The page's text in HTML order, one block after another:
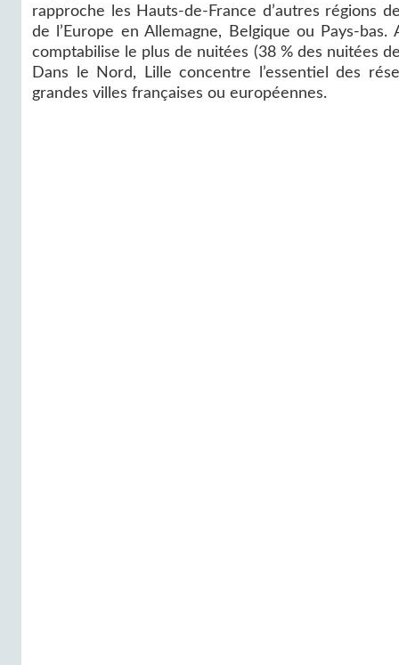
rapproche les Hauts-de-France d’autres régions
de l’Europe en Allemagne, Belgique ou Pays-
comptabilise le plus de nuitées (38 % des nuitées
Dans le Nord, Lille concentre l’essentiel des
grandes villes françaises ou européennes.